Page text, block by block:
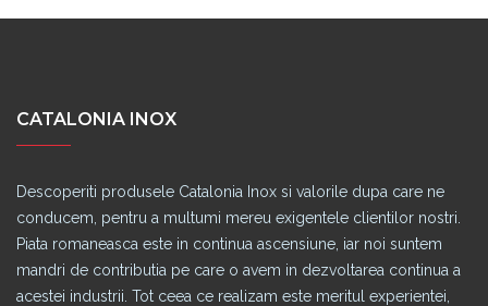
CATALONIA INOX
Descoperiti produsele Catalonia Inox si valorile dupa care ne
conducem, pentru a multumi mereu exigentele clientilor nostri.
Piata romaneasca este in continua ascensiune, iar noi suntem
mandri de contributia pe care o avem in dezvoltarea continua a
acestei industrii. Tot ceea ce realizam este meritul experientei,